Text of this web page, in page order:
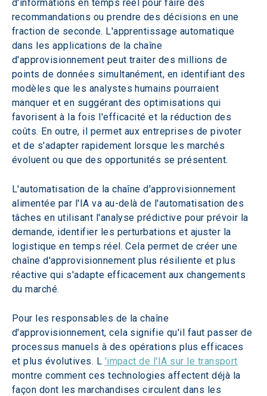
d'informations en temps réel pour faire des
recommandations ou prendre des décisions en une
fraction de seconde. L'apprentissage automatique
dans les applications de la chaîne
d'approvisionnement peut traiter des millions de
points de données simultanément, en identifiant des
modèles que les analystes humains pourraient
manquer et en suggérant des optimisations qui
favorisent à la fois l'efficacité et la réduction des
coûts. En outre, il permet aux entreprises de pivoter
et de s'adapter rapidement lorsque les marchés
évoluent ou que des opportunités se présentent.
L'automatisation de la chaîne d'approvisionnement
alimentée par l'IA va au-delà de l'automatisation des
tâches en utilisant l'analyse prédictive pour prévoir la
demande, identifier les perturbations et ajuster la
logistique en temps réel. Cela permet de créer une
chaîne d'approvisionnement plus résiliente et plus
réactive qui s'adapte efficacement aux changements
du marché.
Pour les responsables de la chaîne
d'approvisionnement, cela signifie qu'il faut passer de
processus manuels à des opérations plus efficaces
et plus évolutives. L 'impact de l'IA sur le transport
montre comment ces technologies affectent déjà la
façon dont les marchandises circulent dans les